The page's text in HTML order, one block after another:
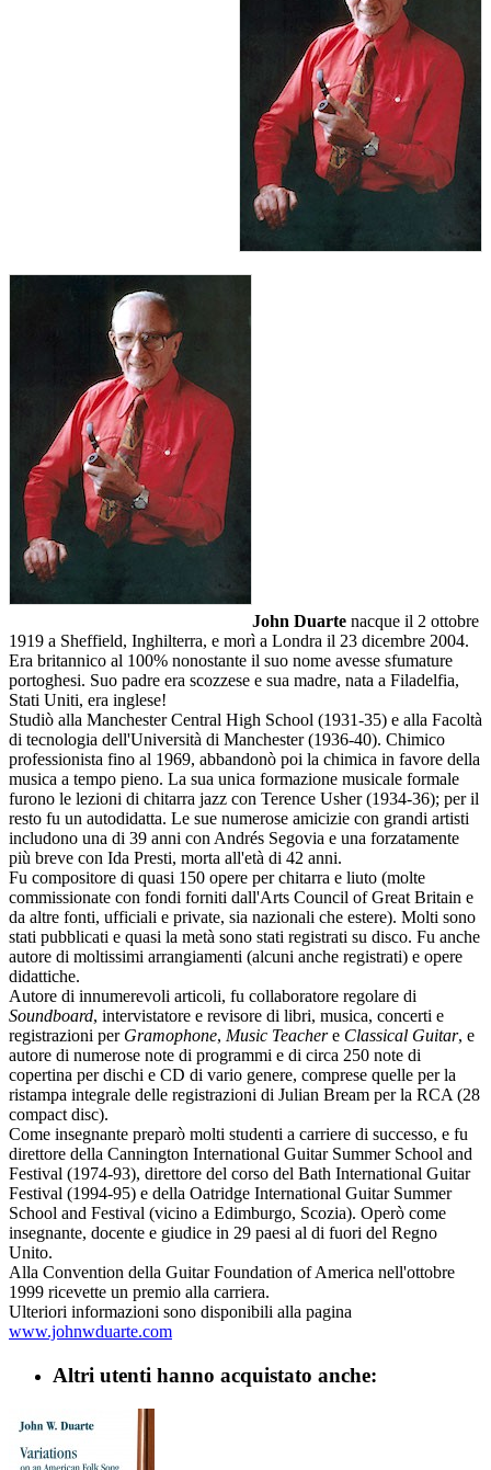
John Duarte nacque il 2 ottobre
1919 a Sheffield, Inghilterra, e morì a Londra il 23 dicembre 2004.
Era britannico al 100% nonostante il suo nome avesse sfumature
portoghesi. Suo padre era scozzese e sua madre, nata a Filadelfia,
Stati Uniti, era inglese!
Studiò alla Manchester Central High School (1931-35) e alla Facoltà
di tecnologia dell'Università di Manchester (1936-40). Chimico
professionista fino al 1969, abbandonò poi la chimica in favore della
musica a tempo pieno. La sua unica formazione musicale formale
furono le lezioni di chitarra jazz con Terence Usher (1934-36); per il
resto fu un autodidatta. Le sue numerose amicizie con grandi artisti
includono una di 39 anni con Andrés Segovia e una forzatamente
più breve con Ida Presti, morta all'età di 42 anni.
Fu compositore di quasi 150 opere per chitarra e liuto (molte
commissionate con fondi forniti dall'Arts Council of Great Britain e
da altre fonti, ufficiali e private, sia nazionali che estere). Molti sono
stati pubblicati e quasi la metà sono stati registrati su disco. Fu anche
autore di moltissimi arrangiamenti (alcuni anche registrati) e opere
didattiche.
Autore di innumerevoli articoli, fu collaboratore regolare di
Soundboard, intervistatore e revisore di libri, musica, concerti e
registrazioni per Gramophone, Music Teachere Classical Guitar, e
autore di numerose note di programmi e di circa 250 note di
copertina per dischi e CD di vario genere, comprese quelle per la
ristampa integrale delle registrazioni di Julian Bream per la RCA (28
compact disc).
Come insegnante preparò molti studenti a carriere di successo, e fu
direttore della Cannington International Guitar Summer School and
Festival (1974-93), direttore del corso del Bath International Guitar
Festival (1994-95) e della Oatridge International Guitar Summer
School and Festival (vicino a Edimburgo, Scozia). Operò come
insegnante, docente e giudice in 29 paesi al di fuori del Regno
Unito.
Alla Convention della Guitar Foundation of America nell'ottobre
1999 ricevette un premio alla carriera.
Ulteriori informazioni sono disponibili alla pagina
www.johnwduarte.com
Altri utenti hanno acquistato anche: